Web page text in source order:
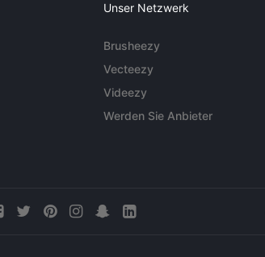
Unser Netzwerk
Brusheezy
Vecteezy
Videezy
Werden Sie Anbieter